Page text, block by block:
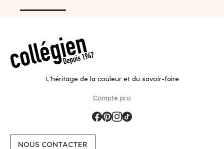
L'héritage de la couleur et du savoir-faire
Compte pro
NOUS CONTACTER